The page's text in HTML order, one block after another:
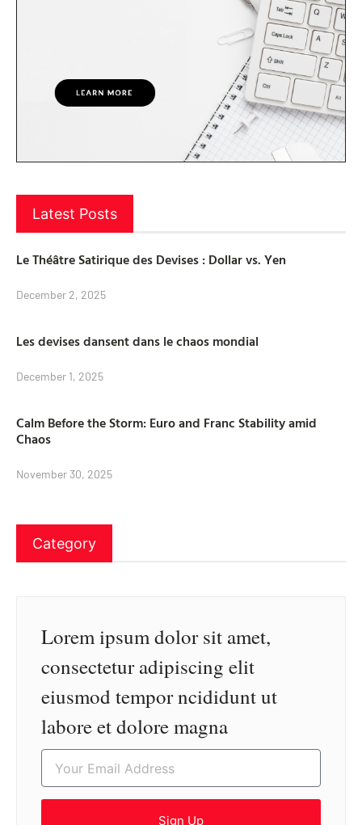
Latest Posts
Le Théâtre Satirique des Devises : Dollar vs. Yen
December 2, 2025
Les devises dansent dans le chaos mondial
December 1, 2025
Calm Before the Storm: Euro and Franc Stability amid
Chaos
November 30, 2025
Category
Lorem ipsum dolor sit amet,
consectetur adipiscing elit
eiusmod tempor ncididunt ut
labore et dolore magna
Sign Up